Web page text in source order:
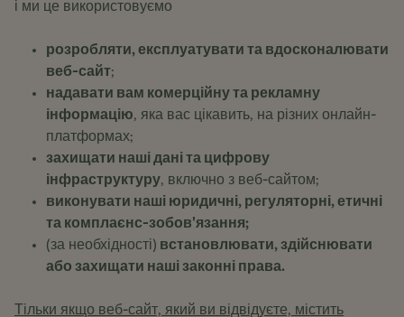
і ми це використовуємо
розробляти, експлуатувати та вдосконалювати
веб-сайт;
надавати вам комерційну та рекламну
інформацію, яка вас цікавить, на різних онлайн-
платформах;
захищати наші дані та цифрову
інфраструктуру, включно з веб-сайтом;
виконувати наші юридичні, регуляторні, етичні
та комплаєнс-зобов'язання;
(за необхідності) встановлювати, здійснювати
або захищати наші законні права.
Тільки якщо веб-сайт, який ви відвідуєте, містить